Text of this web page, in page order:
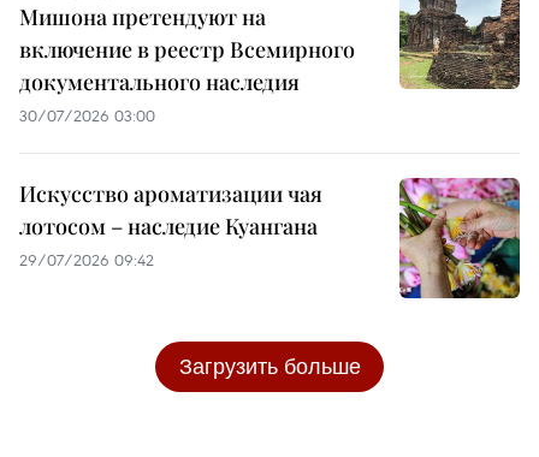
Мишона претендуют на
включение в реестр Всемирного
документального наследия
30/07/2026 03:00
Искусство ароматизации чая
лотосом – наследие Куангана
29/07/2026 09:42
Загрузить больше